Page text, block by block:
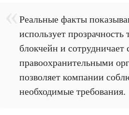
Реальные факты
использует прозрачность
блокчейн и
правоохранительными
позволяет компании
необходимые требования.